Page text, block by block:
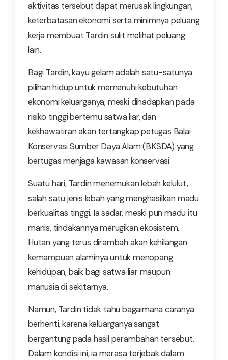
aktivitas tersebut dapat merusak lingkungan,
keterbatasan ekonomi serta minimnya peluang
kerja membuat Tardin sulit melihat peluang
lain.
Bagi Tardin, kayu gelam adalah satu-satunya
pilihan hidup untuk memenuhi kebutuhan
ekonomi keluarganya, meski dihadapkan pada
risiko tinggi bertemu satwa liar, dan
kekhawatiran akan tertangkap petugas Balai
Konservasi Sumber Daya Alam (BKSDA) yang
bertugas menjaga kawasan konservasi.
Suatu hari, Tardin menemukan lebah kelulut,
salah satu jenis lebah yang menghasilkan madu
berkualitas tinggi. Ia sadar, meski pun madu itu
manis, tindakannya merugikan ekosistem.
Hutan yang terus dirambah akan kehilangan
kemampuan alaminya untuk menopang
kehidupan, baik bagi satwa liar maupun
manusia di sekitarnya.
Namun, Tardin tidak tahu bagaimana caranya
berhenti, karena keluarganya sangat
bergantung pada hasil perambahan tersebut.
Dalam kondisi ini, ia merasa terjebak dalam